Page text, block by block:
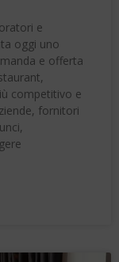
e
oggi uno
e offerta
competitivo e
fornitori